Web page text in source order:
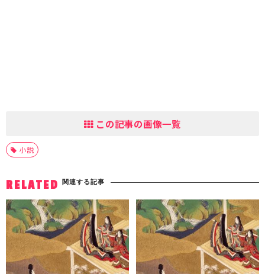
この記事の画像一覧
小説
RELATED 関連する記事